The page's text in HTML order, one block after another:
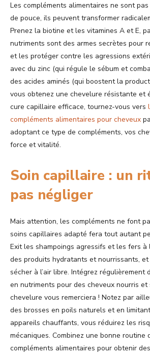
Les compléments alimentaires ne sont
de pouce, ils peuvent transformer
Prenez la biotine et les vitamines A et E,
nutriments sont des armes secrètes pour
et les protéger contre les agressions
avec du zinc (qui régule le sébum et
des acides aminés (qui boostent la
vous obtenez une chevelure résistante et
cure capillaire efficace, tournez-vous vers
compléments alimentaires pour cheveux
adoptant ce type de compléments, vos
force et vitalité.
Soin capillaire : un
pas négliger
Mais attention, les compléments ne font
soins capillaires adapté fera tout autant
Exit les shampoings agressifs et les fers à
des produits hydratants et nourrissants,
sécher à l’air libre. Intégrez régulièrement
en nutriments pour des cheveux nourris
chevelure vous remerciera ! Notez par
des brosses en poils naturels et en limitant
appareils chauffants, vous réduirez les
mécaniques. Combinez une bonne routine
compléments alimentaires pour obtenir